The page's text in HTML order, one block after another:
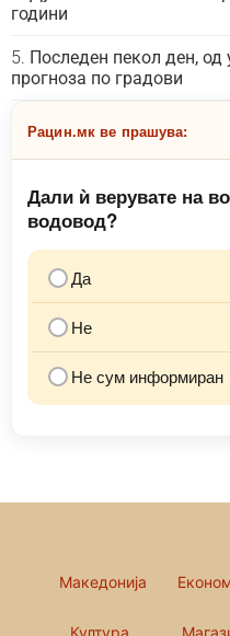
години
Последен пекол ден,
прогноза по градови
Рацин.мк ве прашува:
Дали ѝ верувате на
водовод?
Да
Не
Не сум информиран
Македонија